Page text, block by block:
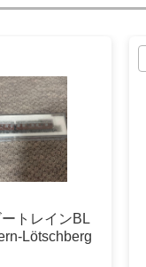
トレインBL
Lötschberg